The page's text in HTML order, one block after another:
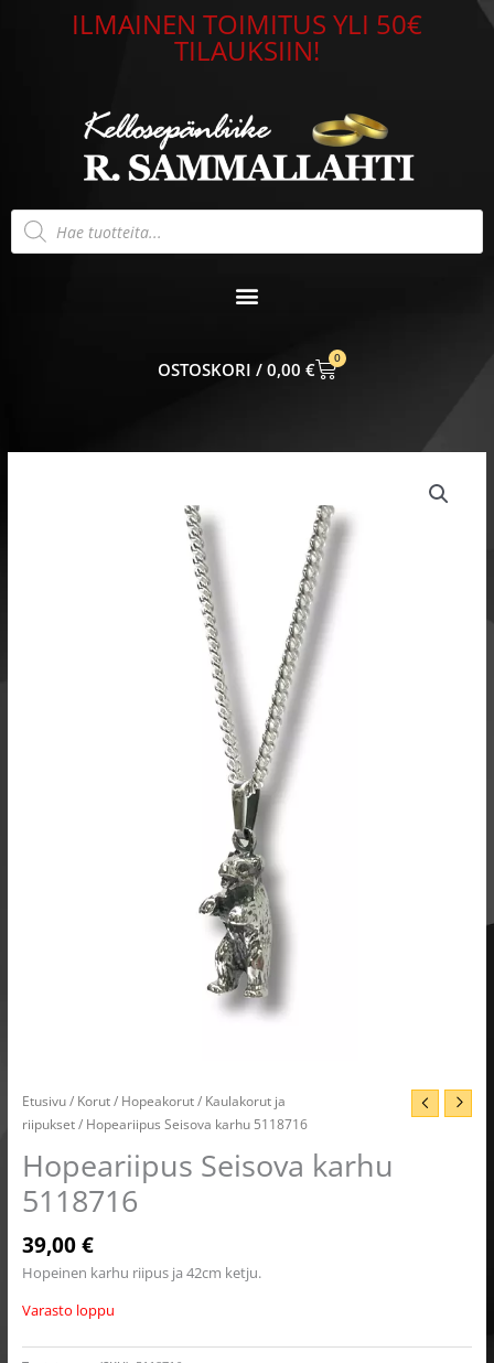
ILMAINEN TOIMITUS YLI 50€
TILAUKSIIN!
Products
search
0,00 €
0
CART
Etusivu/ Korut/ Hopeakorut/ Kaulakorut ja
riipukset/ Hopeariipus Seisova karhu 5118716
Hopeariipus Seisova karhu
5118716
39,00€
Hopeinen karhu riipus ja 42cm ketju.
Varasto loppu